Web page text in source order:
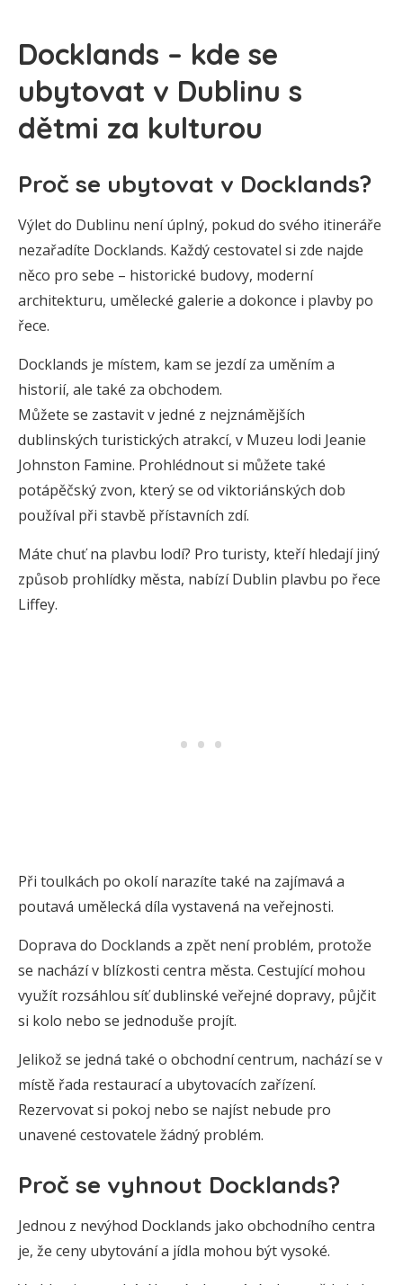
Docklands – kde se
ubytovat v Dublinu s
dětmi za kulturou
Proč se ubytovat v Docklands?
Výlet do Dublinu není úplný, pokud do svého itineráře
nezařadíte Docklands. Každý cestovatel si zde najde
něco pro sebe – historické budovy, moderní
architekturu, umělecké galerie a dokonce i plavby po
řece.
Docklands je místem, kam se jezdí za uměním a
historií, ale také za obchodem.
Můžete se zastavit v jedné z nejznámějších
dublinských turistických atrakcí, v Muzeu lodi Jeanie
Johnston Famine. Prohlédnout si můžete také
potápěčský zvon, který se od viktoriánských dob
používal při stavbě přístavních zdí.
Máte chuť na plavbu lodí? Pro turisty, kteří hledají jiný
způsob prohlídky města, nabízí Dublin plavbu po řece
Liffey.
Při toulkách po okolí narazíte také na zajímavá a
poutavá umělecká díla vystavená na veřejnosti.
Doprava do Docklands a zpět není problém, protože
se nachází v blízkosti centra města. Cestující mohou
využít rozsáhlou síť dublinské veřejné dopravy, půjčit
si kolo nebo se jednoduše projít.
Jelikož se jedná také o obchodní centrum, nachází se v
místě řada restaurací a ubytovacích zařízení.
Rezervovat si pokoj nebo se najíst nebude pro
unavené cestovatele žádný problém.
Proč se vyhnout Docklands?
Jednou z nevýhod Docklands jako obchodního centra
je, že ceny ubytování a jídla mohou být vysoké.